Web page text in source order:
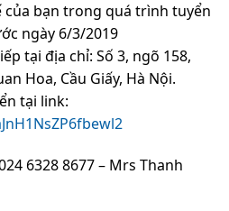
của bạn trong quá trình tuyển
ngày 6/3/2019
tại địa chỉ: Số 3, ngõ 158,
Hoa, Cầu Giấy, Hà Nội.
tại link:
6328 8677 – Mrs Thanh